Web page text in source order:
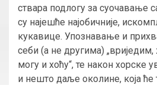
ствара подлогу за суочавање
су најешће најобичније,
кукавице. Упознавање и
себи (а не другима)
могу и хоћу“, те након хорске
и нешто даље околине, која